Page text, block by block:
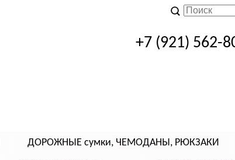
+7 (921) 562-
ДОРОЖНЫЕ сумки, ЧЕМОДАНЫ, РЮКЗАКИ